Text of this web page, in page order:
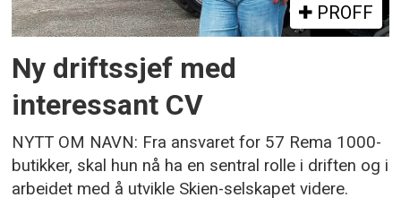
PROFF
Ny driftssjef med
interessant CV
NYTT OM NAVN: Fra ansvaret for 57 Rema 1000-
butikker, skal hun nå ha en sentral rolle i driften og i
arbeidet med å utvikle Skien-selskapet videre.